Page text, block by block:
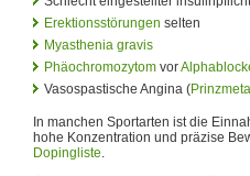
Erektionsstörungen selten
Myasthenia gravis
Phäochromozytom vor
Vasospastische Angina (
In manchen Sportarten ist die
hohe Konzentration und präzise
Dopingliste